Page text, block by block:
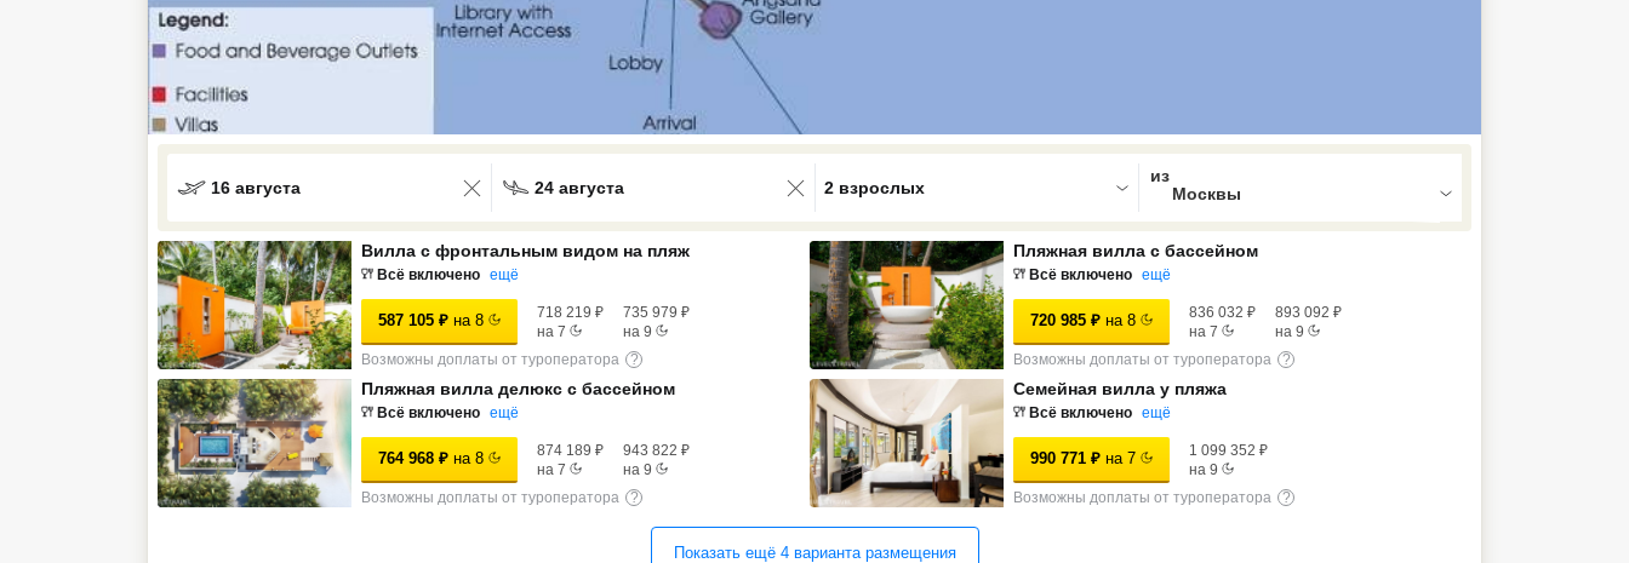
16 августа 24 августа
0 results available. Select is focused , press Down to open the menu,
2 взрослых
Вилла с фронтальным видом на пляж
Всё включено ещё
587 105 ₽ на 8 718 219 ₽
на 7
735 979 ₽
на 9
Возможны доплаты от туроператора
?
Пляжная вилла с бассейном
Всё включено ещё
720 985 ₽ на 8 836 032 ₽
на 7
893 092 ₽
на 9
Возможны доплаты от туроператора
?
Пляжная вилла делюкс с бассейном
Всё включено ещё
764 968 ₽ на 8 874 189 ₽
на 7
943 822 ₽
на 9
Возможны доплаты от туроператора
?
Семейная вилла у пляжа
Всё включено ещё
990 771 ₽ на 7 1 099 352 ₽
на 9
Возможны доплаты от туроператора
?
Показать ещё 4 вариантаразмещения
Большой Сочи
VIP отели 5 звезд
ТОП 10 лучших отелей 5*
ТОП 10 недорогих отелей
Лучшие отели 4* звезды